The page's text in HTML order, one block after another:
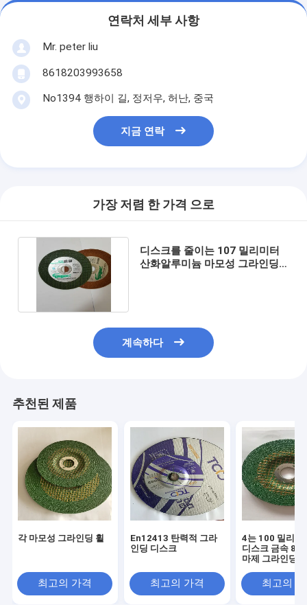
연락처 세부 사항
Mr. peter liu
8618203993658
No1394 행하이 길, 정저우, 허난, 중국
지금 연락
가장 저렴 한 가격 으로
디스크를 줄이는 107 밀리미터
산화알루미늄 마모성 그라인딩
계속하다
추천된 제품
각 마모성 그라인딩 휠
최고의 가격
En12413 탄력적 그라
인딩 디스크
최고의 가격
4는 100 밀리미
디스크 금속
마제 그라인딩
최고의